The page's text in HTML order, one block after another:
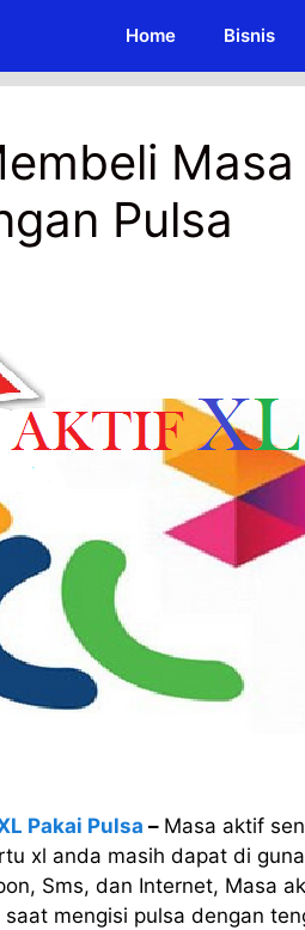
Home Bisnis
Masa
Pulsa
Pakai Pulsa – Masa aktif
xl anda masih dapat di
Sms, dan Internet, Masa
mengisi pulsa dengan